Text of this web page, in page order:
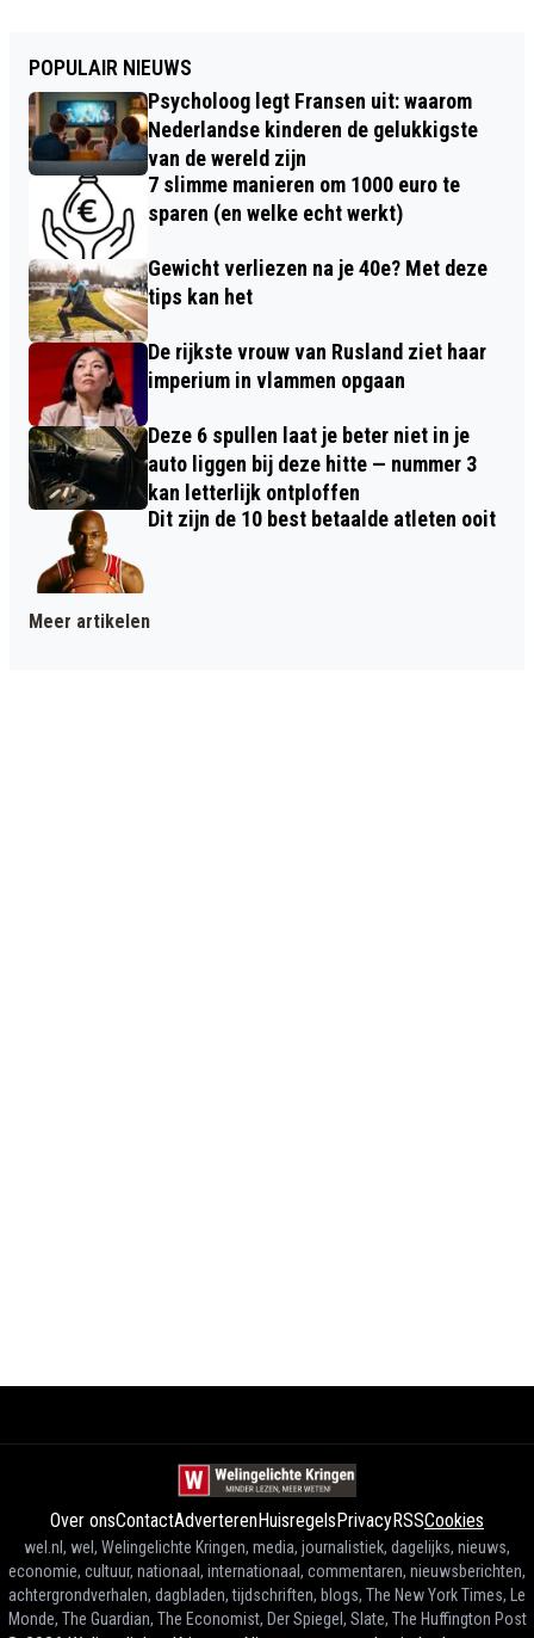
POPULAIR NIEUWS
Psycholoog legt Fransen uit: waarom
Nederlandse kinderen de gelukkigste
van de wereld zijn
7 slimme manieren om 1000 euro te
sparen (en welke echt werkt)
Gewicht verliezen na je 40e? Met deze
tips kan het
De rijkste vrouw van Rusland ziet haar
imperium in vlammen opgaan
Deze 6 spullen laat je beter niet in je
auto liggen bij deze hitte — nummer 3
kan letterlijk ontploffen
Dit zijn de 10 best betaalde atleten ooit
Meer artikelen
Over onsContactAdverterenHuisregelsPrivacyRSSCookies
wel.nl, wel, Welingelichte Kringen, media, journalistiek, dagelijks, nieuws,
economie, cultuur, nationaal, internationaal, commentaren, nieuwsberichten,
achtergrondverhalen, dagbladen, tijdschriften, blogs, The New York Times, Le
Monde, The Guardian, The Economist, Der Spiegel, Slate, The Huffington Post